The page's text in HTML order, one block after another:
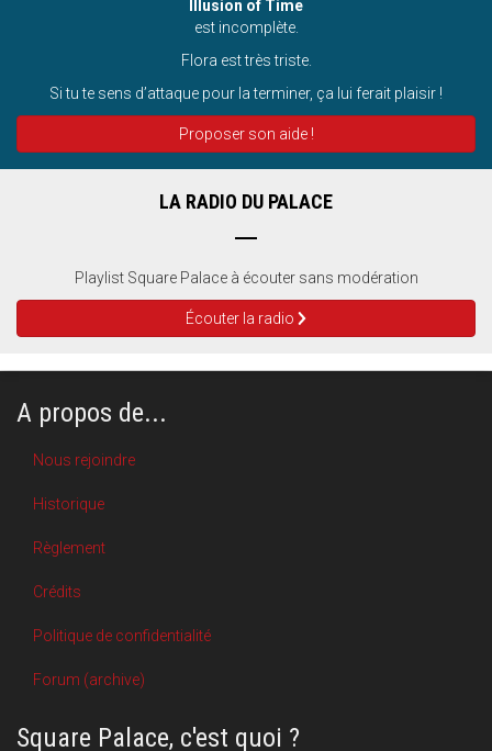
Illusion of Time
est incomplète.
Flora est très triste.
Si tu te sens d’attaque pour la terminer, ça lui ferait plaisir !
Proposer son aide !
LA RADIO DU PALACE
Playlist Square Palace à écouter sans modération
Écouter la radio
A propos de...
Nous rejoindre
Historique
Règlement
Crédits
Politique de confidentialité
Forum (archive)
Square Palace, c'est quoi ?